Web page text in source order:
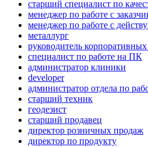
старший специалист по
менеджер по работе с
менеджер по работе с
металлург
руководитель
специалист по работе на ПК
администратор клиники
developer
администратор отдела по
старший техник
геодезист
старший продавец
директор розничных продаж
директор по продукту